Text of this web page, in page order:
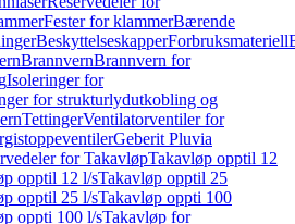
Fester for klammerBærende
BeskyttelseskapperForbruksmateriell
BrannvernBrannvern for
Isoleringer for
for strukturlydutkobling og
TettingerVentilatorventiler for
Geberit Pluvia
for TakavløpTakavløp opptil 12
opptil 12 l/sTakavløp opptil 25
opptil 25 l/sTakavløp oppti 100
oppti 100 l/sTakavløp for